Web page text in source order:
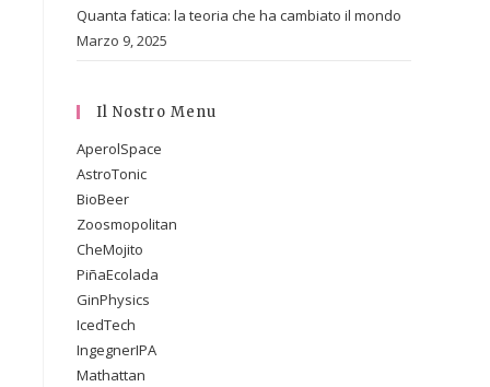
Quanta fatica: la teoria che ha cambiato il mondo
Marzo 9, 2025
Il Nostro Menu
AperolSpace
AstroTonic
BioBeer
Zoosmopolitan
CheMojito
PiñaEcolada
GinPhysics
IcedTech
IngegnerIPA
Mathattan